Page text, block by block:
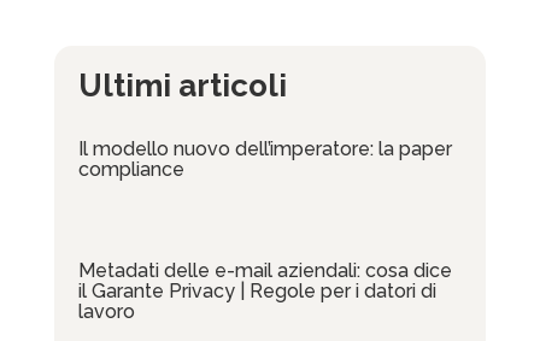
Ultimi articoli
Il modello nuovo dell’imperatore: la paper
compliance
Metadati delle e-mail aziendali: cosa dice
il Garante Privacy | Regole per i datori di
lavoro